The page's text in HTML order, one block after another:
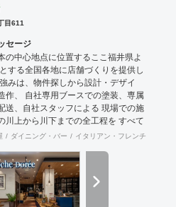
目611
セージ
の中心地点に位置するここ福井県よ
する全国各地に店舗づくりを提供し
みは、物件探しから設計・デザイ
作、 自社専用ブースでの塗装、専属
送、自社スタッフによる 現場での施
川上から川下までの全工程を すべて
してプロデュースできること。 店舗
ダイニング・バー イタリアン・フレンチ